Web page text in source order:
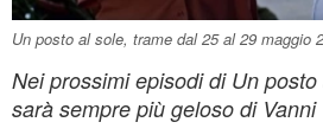
Un posto al sole, trame dal 25 al 29 maggio
Nei prossimi episodi di Un
sarà sempre più geloso di Vanni